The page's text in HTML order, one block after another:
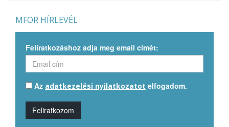
MFOR HÍRLEVÉL
Feliratkozáshoz adja meg email címét:
Az adatkezelési nyilatkozatot elfogadom.
Feliratkozom